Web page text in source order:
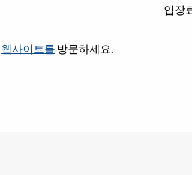
입장
웹사이트를 방문하세요.